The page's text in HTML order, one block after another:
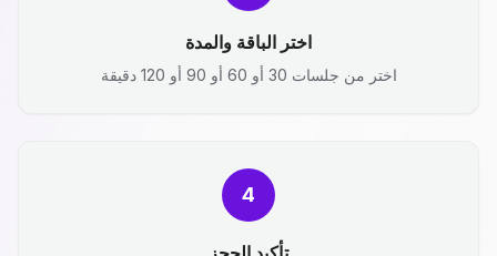
اختر الباقة والمدة
اختر من جلسات 30 أو 60 أو 90 أو 120 دقيقة
4